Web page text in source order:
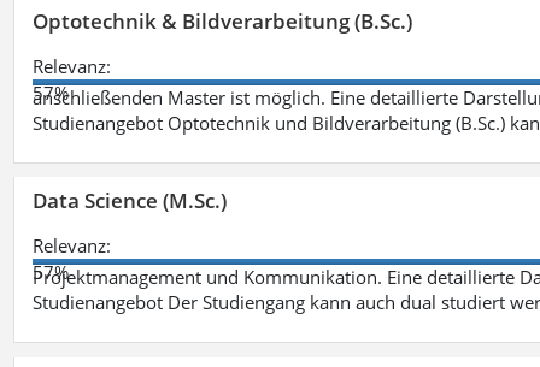
Optotechnik & Bildverarbeitung (B.Sc.)
Relevanz:
57%
anschließenden Master ist möglich. Eine detaillierte
Studienangebot Optotechnik und Bildverarbeitung (B.Sc.)
Data Science (M.Sc.)
Relevanz:
57%
Projektmanagement und Kommunikation. Eine detaillierte
Studienangebot Der Studiengang kann auch dual studiert